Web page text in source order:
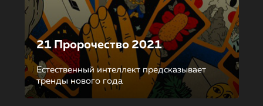
21 Пророчество 2021
Естественный интеллект предсказывает
тренды нового года